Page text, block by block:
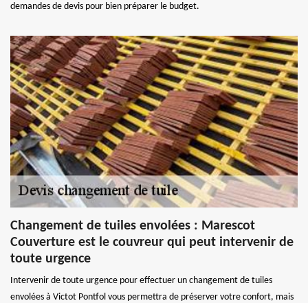
demandes de devis pour bien préparer le budget.
Changement de tuiles envolées : Marescot
Couverture est le couvreur qui peut intervenir de
toute urgence
Intervenir de toute urgence pour effectuer un changement de tuiles
envolées à Victot Pontfol vous permettra de préserver votre confort, mais